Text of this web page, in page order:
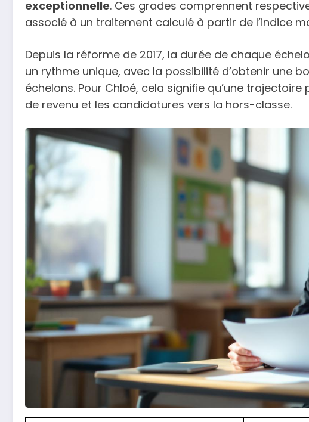
exceptionnelle. Ces grades comprennent
associé à un traitement calculé à partir de l’indice
Depuis la réforme de 2017, la durée de chaque
un rythme unique, avec la possibilité d’obtenir une
échelons. Pour Chloé, cela signifie qu’une
de revenu et les candidatures vers la hors-classe.